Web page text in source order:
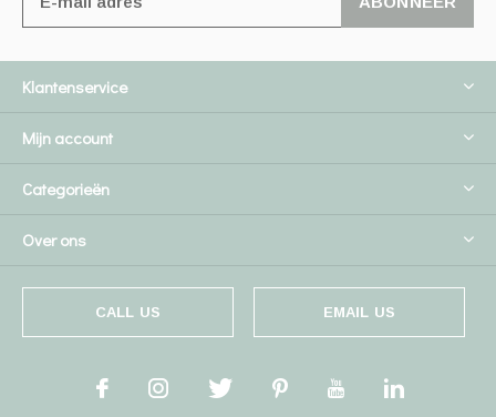
Klantenservice
Mijn account
Categorieën
Over ons
CALL US EMAIL US